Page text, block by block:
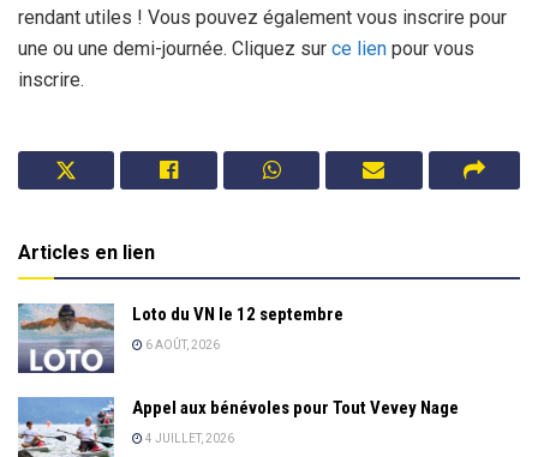
rendant utiles ! Vous pouvez également vous inscrire pour
une ou une demi-journée. Cliquez sur ce lien pour vous
inscrire.
Articles en lien
Loto du VN le 12 septembre
6 AOÛT, 2026
Appel aux bénévoles pour Tout Vevey Nage
4 JUILLET, 2026